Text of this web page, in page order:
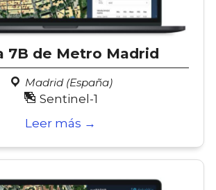
7B de Metro Madrid
Madrid (España)
Sentinel-1
Leer más →